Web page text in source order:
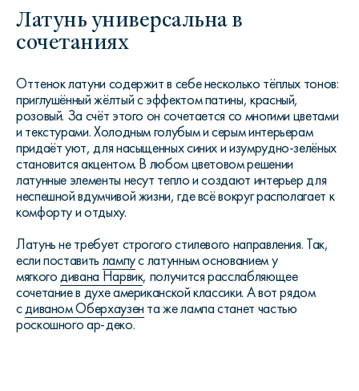
Латунь универсальна в
сочетаниях
Оттенок латуни содержит в себе несколько тёплых тонов:
приглушённый жёлтый с эффектом патины, красный,
розовый. За счёт этого он сочетается со многими цветами
и текстурами. Холодным голубым и серым интерьерам
придаёт уют, для насыщенных синих и изумрудно-зелёных
становится акцентом. В любом цветовом решении
латунные элементы несут тепло и создают интерьер для
неспешной вдумчивой жизни, где всё вокруг располагает к
комфорту и отдыху.
Латунь не требует строгого стилевого направления. Так,
если поставить лампус латунным основанием у
мягкогодивана Нарвик, получится расслабляющее
сочетание в духе американской классики. А вот рядом
сдиваном Оберхаузен та же лампа станет частью
роскошного ар-деко.